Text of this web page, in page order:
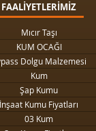
FAALİYETLERİMİZ
Mıcır Taşı
KUM OCAĞI
Dolgu Malzemesi
Kum
Şap Kumu
İnşaat Kumu Fiyatları
03 Kum